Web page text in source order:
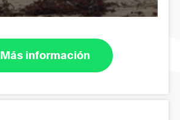
Más información